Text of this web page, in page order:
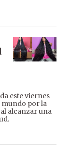
este viernes
mundo por la
alcanzar una